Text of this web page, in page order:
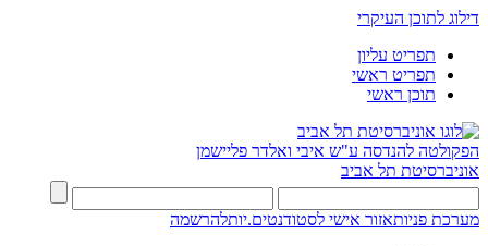
דילוג לתוכן העיקרי
תפריט עליון
תפריט ראשי
תוכן ראשי
הפקולטה להנדסה ע"ש איבי ואלדר פליישמן
אוניברסיטת תל אביב
מערכת פניותאזור אישי לסטודנטים.יותלהרשמה